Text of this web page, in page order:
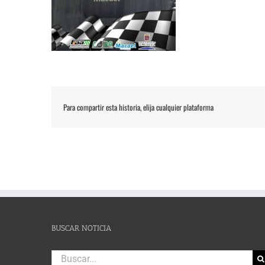
Para compartir esta historia, elija cualquier plataforma
BUSCAR NOTICIA
Buscar: